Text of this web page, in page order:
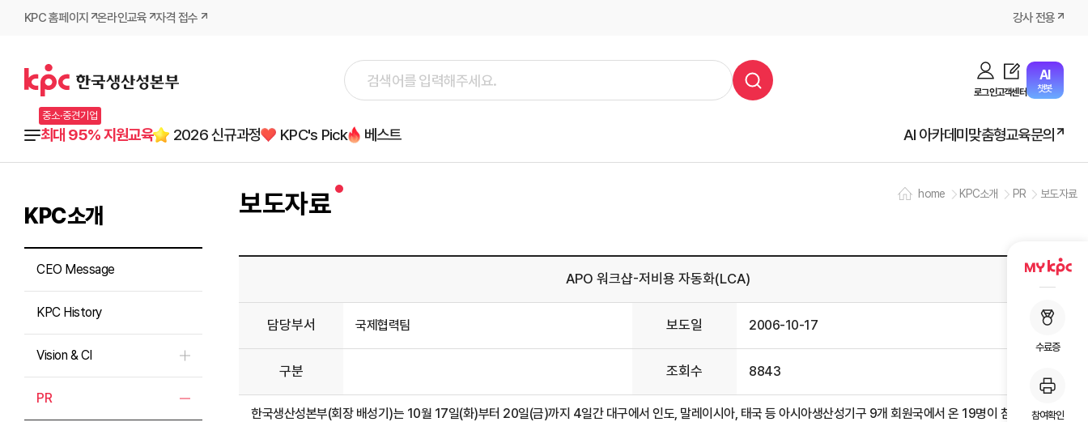
KPC 홈페이지 온라인교육 자격 접수 강사 전용
로그인고객센터
AI
챗봇
중소·중견기업
최대 95% 지원교육 2026 신규과정 KPC's Pick 베스트 AI 아카데미 맞춤형교육문의
수료증
참여확인
KPC소개
CEO Message
KPC History
Vision & CI
PR
home KPC소개 PR 보도자료
보도자료
APO 워크샵-저비용 자동화(LCA)
담당부서 국제협력팀 보도일 2006-10-17
구분 조회수 8843
한국생산성본부(회장 배성기)는 10월 17일(화)부터 20일(금)까지 4일간 대구에서 인도, 말레이시아, 태국 등 아시아생산성기구 9개 회원국에서 온 19명이 참석한